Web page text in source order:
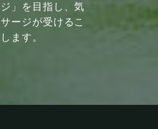
」を目指し、気
ージが受けるこ
ます。